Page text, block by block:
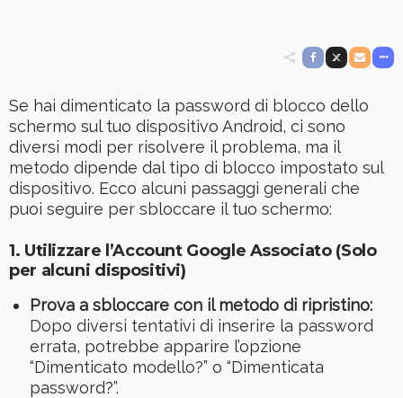
Se hai dimenticato la password di blocco dello
schermo sul tuo dispositivo Android, ci sono
diversi modi per risolvere il problema, ma il
metodo dipende dal tipo di blocco impostato sul
dispositivo. Ecco alcuni passaggi generali che
puoi seguire per sbloccare il tuo schermo:
1. Utilizzare l’Account Google Associato (Solo
per alcuni dispositivi)
Prova a sbloccare con il metodo di ripristino:
Dopo diversi tentativi di inserire la password
errata, potrebbe apparire l’opzione
“Dimenticato modello?” o “Dimenticata
password?”.